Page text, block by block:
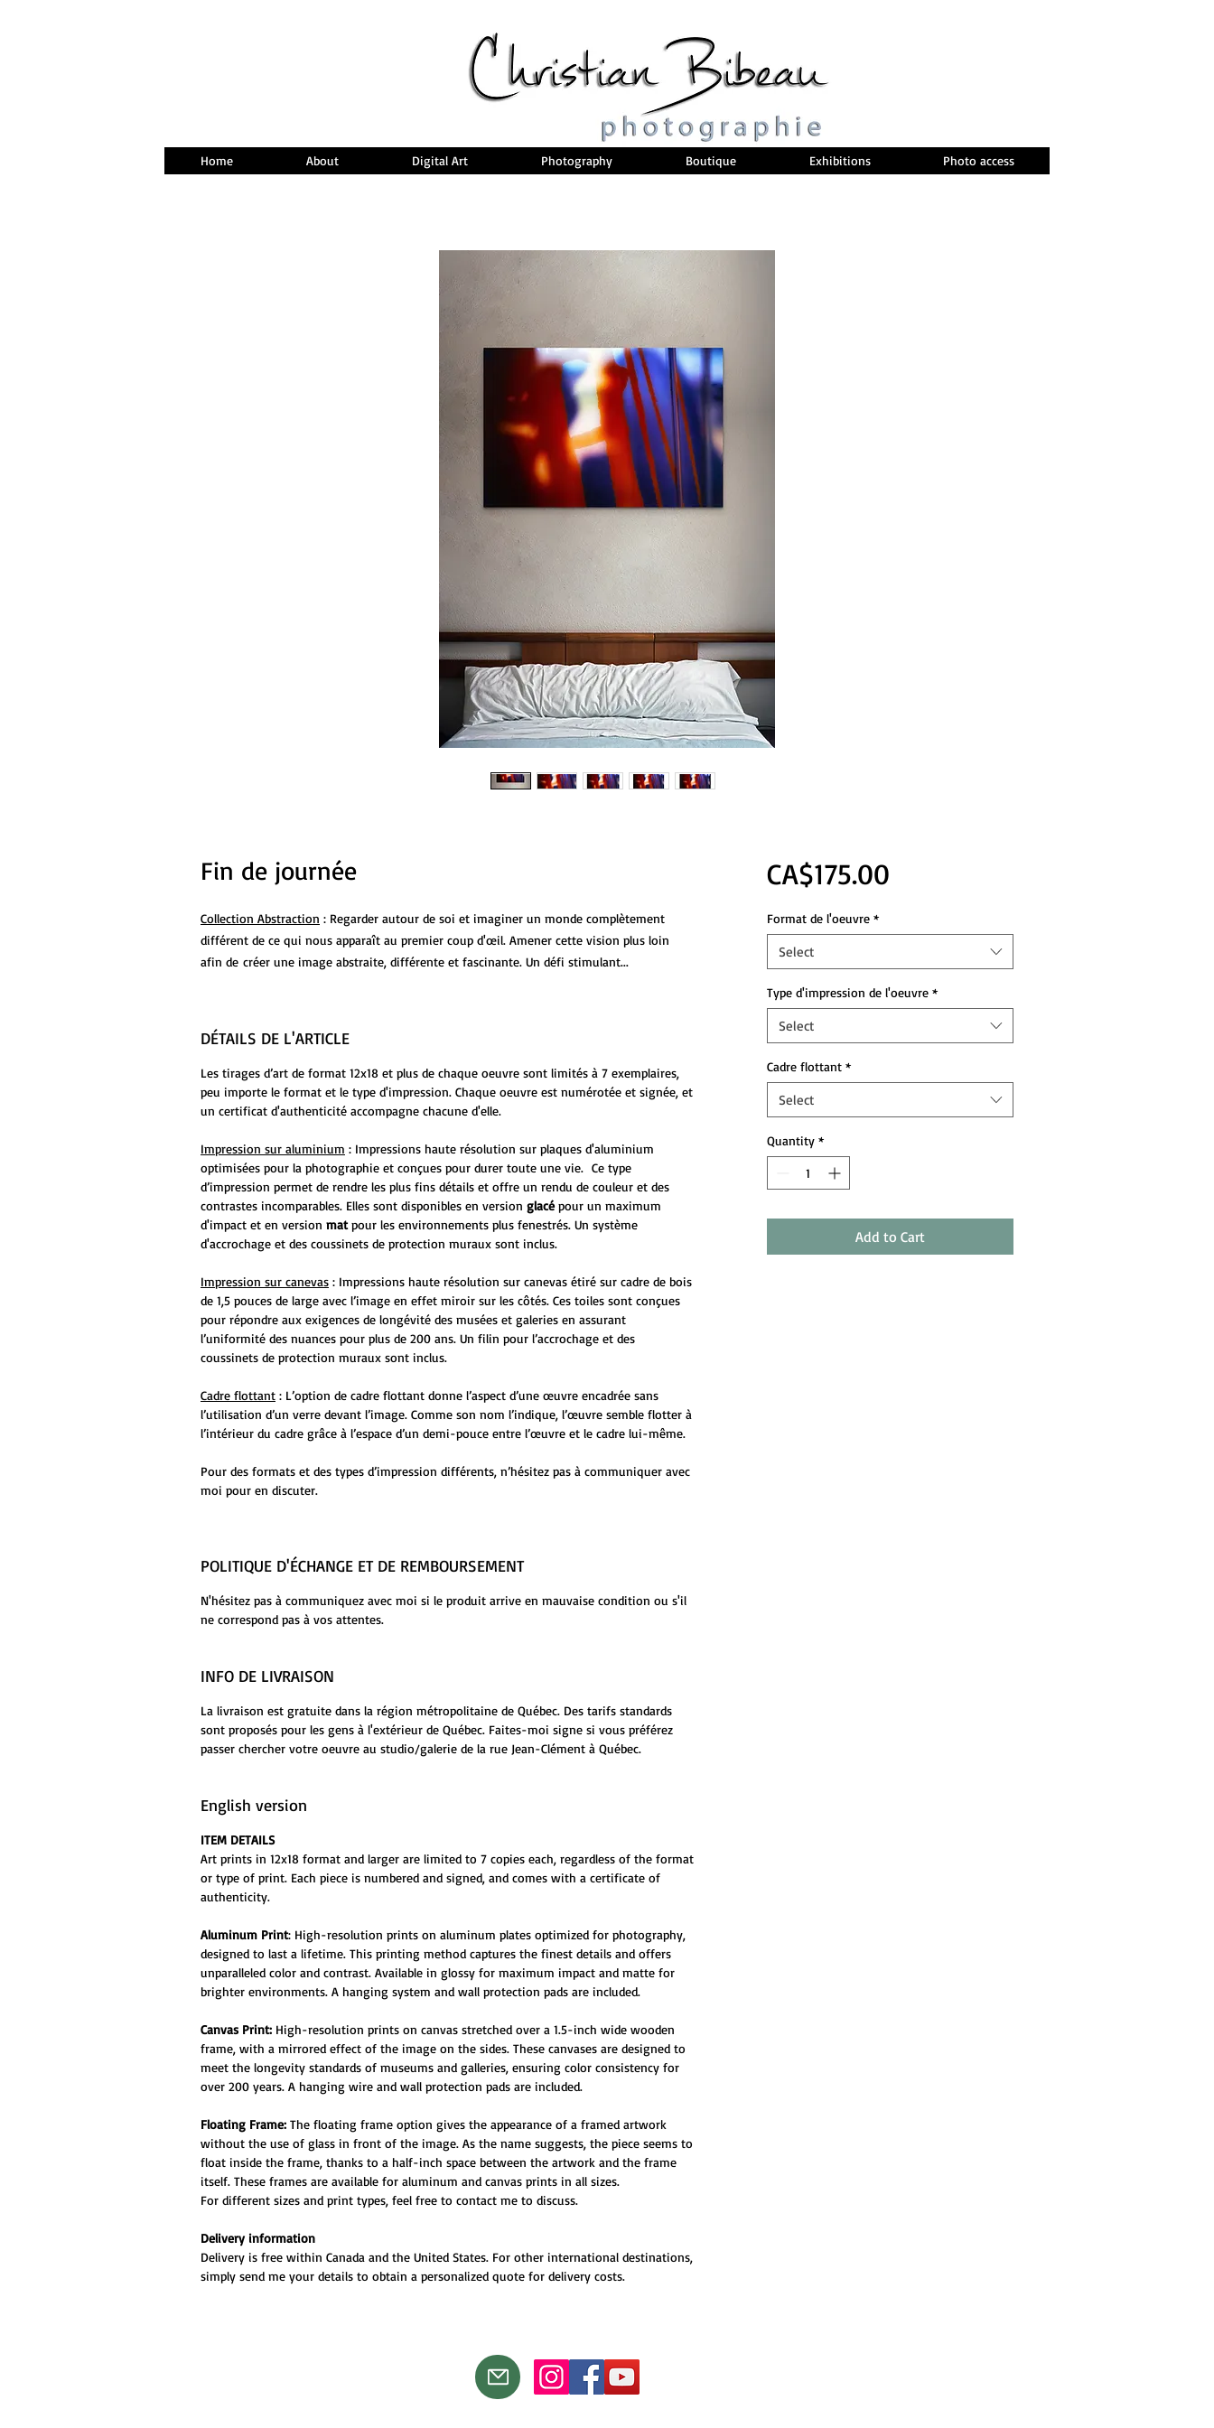
Home About Digital Art Photography Boutique Exhibitions Photo access
Fin de journée
Collection Abstraction : Regarder autour de soi et imaginer un monde complètement
différent de ce qui nous apparaît au premier coup d'œil. Amener cette vision plus loin
afin de créer une image abstraite, différente et fascinante. Un défi stimulant...
DÉTAILS DE L'ARTICLE
Les tirages d’art de format 12x18 et plus de chaque oeuvre sont limités à 7 exemplaires,
peu importe le format et le type d'impression. Chaque oeuvre est numérotée et signée, et
un certificat d'authenticité accompagne chacune d'elle.
Impression sur aluminium : Impressions haute résolution sur plaques d'aluminium
optimisées pour la photographie et conçues pour durer toute une vie. Ce type
d’impression permet de rendre les plus fins détails et offre un rendu de couleur et des
contrastes incomparables. Elles sont disponibles en version glacépour un maximum
d'impact et en version mat pour les environnements plus fenestrés. Un système
d'accrochage et des coussinets de protection muraux sont inclus.
Impression sur canevas : Impressions haute résolution sur canevas étiré sur cadre de bois
de 1,5 pouces de large avec l’image en effet miroir sur les côtés. Ces toiles sont conçues
pour répondre aux exigences de longévité des musées et galeries en assurant
l’uniformité des nuances pour plus de 200 ans. Un filin pour l’accrochage et des
coussinets de protection muraux sont inclus.
Cadre flottant : L’option de cadre flottant donne l’aspect d’une œuvre encadrée sans
l’utilisation d’un verre devant l’image. Comme son nom l’indique, l’œuvre semble flotter à
l’intérieur du cadre grâce à l’espace d’un demi-pouce entre l’œuvre et le cadre lui-même.
Pour des formats et des types d’impression différents, n’hésitez pas à communiquer avec
moi pour en discuter.
POLITIQUE D'ÉCHANGE ET DE REMBOURSEMENT
N'hésitez pas à communiquez avec moi si le produit arrive en mauvaise condition ou s'il
ne correspond pas à vos attentes.
INFO DE LIVRAISON
La livraison est gratuite dans la région métropolitaine de Québec. Des tarifs standards
sont proposés pour les gens à l'extérieur de Québec. Faites-moi signe si vous préférez
passer chercher votre oeuvre au studio/galerie de la rue Jean-Clément à Québec.
English version
ITEM DETAILS
Art prints in 12x18 format and larger are limited to 7 copies each, regardless of the format
or type of print. Each piece is numbered and signed, and comes with a certificate of
authenticity.
Aluminum Print: High-resolution prints on aluminum plates optimized for photography,
designed to last a lifetime. This printing method captures the finest details and offers
unparalleled color and contrast. Available in glossy for maximum impact and matte for
brighter environments. A hanging system and wall protection pads are included.
Canvas Print: High-resolution prints on canvas stretched over a 1.5-inch wide wooden
frame, with a mirrored effect of the image on the sides. These canvases are designed to
meet the longevity standards of museums and galleries, ensuring color consistency for
over 200 years. A hanging wire and wall protection pads are included.
Floating Frame: The floating frame option gives the appearance of a framed artwork
without the use of glass in front of the image. As the name suggests, the piece seems to
float inside the frame, thanks to a half-inch space between the artwork and the frame
itself. These frames are available for aluminum and canvas prints in all sizes.
For different sizes and print types, feel free to contact me to discuss.
Delivery information
Delivery is free within Canada and the United States. For other international destinations,
simply send me your details to obtain a personalized quote for delivery costs.
CA$175.00Price
Format de l'oeuvre *
Select
Type d'impression de l'oeuvre *
Select
Cadre flottant *
Select
Quantity *
Add to Cart